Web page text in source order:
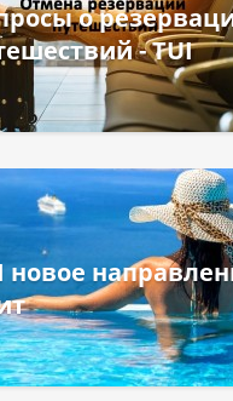
о
- TUI
новое